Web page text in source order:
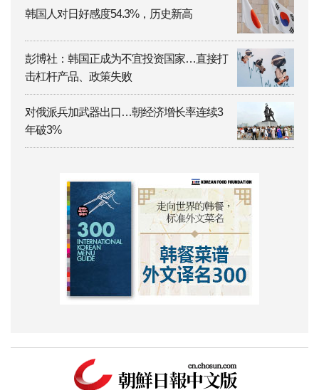
韩国人对日好感度54.3%，历史新高
彭博社：韩国正成为不宜投资国家…直接打
击杠杆产品、政策失败
对俄派兵加武器出口…朝经济增长率连续3
年破3%